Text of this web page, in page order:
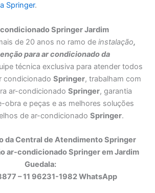
Springer.
Springer Jardim
de 20 anos no ramo deinstalação,
para ar condicionado da
técnica exclusiva para atender todos
condicionadoSpringer, trabalham com
ar-condicionadoSpringer, garantia
obra e peças e as melhores soluções
de ar-condicionadoSpringer.
da Central de Atendimento Springer
ar-condicionado Springer em Jardim
Guedala:
– 11 96231-1982 WhatsApp